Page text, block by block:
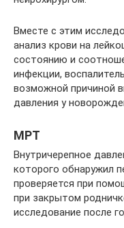
Вместе с этим
анализ крови на
состоянию и
инфекции,
возможной причиной
давления у
МРТ
Внутричерепное
которого обнаружил
проверяется при
при закрытом
исследование после